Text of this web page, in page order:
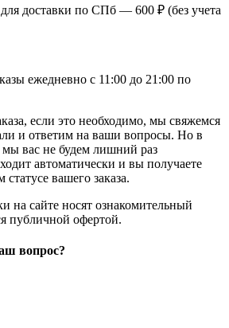
доставки по СПб — 600 ₽ (без учета
ежедневно с 11:00 до 21:00 по
если это необходимо, мы свяжемся
и ответим на ваши вопросы. Но в
мы вас не будем лишний раз
автоматически и вы получаете
вашего заказа.
на сайте носят ознакомительный
публичной офертой.
вопрос?